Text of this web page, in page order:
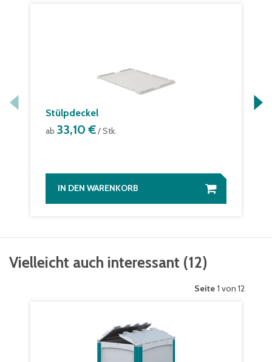
Stülpdeckel
ab 33,10 €/ Stk.
IN DEN WARENKORB
Vielleicht auch interessant (12)
Seite 1 von 12